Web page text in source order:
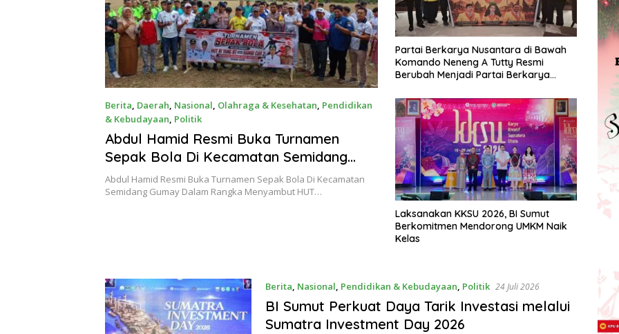
Berita, Daerah, Nasional, Olahraga & Kesehatan, Pendidikan
& Kebudayaan, Politik
4 Agustus 2026
Abdul Hamid Resmi Buka Turnamen
Sepak Bola Di Kecamatan Semidang
Gumay Dalam Rangka Menyambut HUT
RI Ke-81 Tahun 2026
Abdul Hamid Resmi Buka Turnamen Sepak Bola Di Kecamatan
Semidang Gumay Dalam Rangka Menyambut HUT…
Partai Berkarya Nusantara di Bawah
Komando Neneng A Tutty Resmi
Berubah Menjadi Partai Berkarya
Laksanakan KKSU 2026, BI Sumut
Berkomitmen Mendorong UMKM Naik
Kelas
Berita, Nasional, Pendidikan & Kebudayaan, Politik 24 Juli 2026
BI Sumut Perkuat Daya Tarik Investasi melalui
Sumatra Investment Day 2026